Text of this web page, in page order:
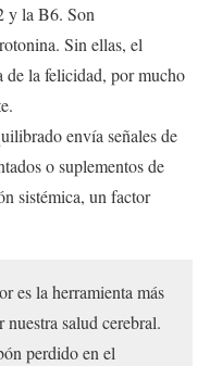
y la B6. Son
Sin ellas, el
de la felicidad, por mucho
envía señales de
o suplementos de
sistémica, un factor
es la herramienta más
nuestra salud cerebral.
perdido en el